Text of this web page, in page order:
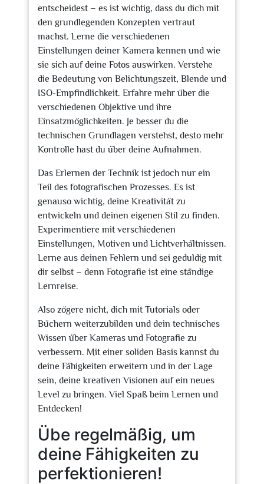
entscheidest – es ist wichtig, dass du dich mit
den grundlegenden Konzepten vertraut
machst. Lerne die verschiedenen
Einstellungen deiner Kamera kennen und wie
sie sich auf deine Fotos auswirken. Verstehe
die Bedeutung von Belichtungszeit, Blende und
ISO-Empfindlichkeit. Erfahre mehr über die
verschiedenen Objektive und ihre
Einsatzmöglichkeiten. Je besser du die
technischen Grundlagen verstehst, desto mehr
Kontrolle hast du über deine Aufnahmen.
Das Erlernen der Technik ist jedoch nur ein
Teil des fotografischen Prozesses. Es ist
genauso wichtig, deine Kreativität zu
entwickeln und deinen eigenen Stil zu finden.
Experimentiere mit verschiedenen
Einstellungen, Motiven und Lichtverhältnissen.
Lerne aus deinen Fehlern und sei geduldig mit
dir selbst – denn Fotografie ist eine ständige
Lernreise.
Also zögere nicht, dich mit Tutorials oder
Büchern weiterzubilden und dein technisches
Wissen über Kameras und Fotografie zu
verbessern. Mit einer soliden Basis kannst du
deine Fähigkeiten erweitern und in der Lage
sein, deine kreativen Visionen auf ein neues
Level zu bringen. Viel Spaß beim Lernen und
Entdecken!
Übe regelmäßig, um
deine Fähigkeiten zu
perfektionieren!